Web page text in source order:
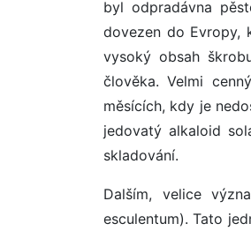
byl odpradávna
dovezen do Evropy,
vysoký obsah
člověka. Velmi
měsících, kdy je
jedovatý alkaloid
skladování.
Dalším, velice
esculentum). Tato